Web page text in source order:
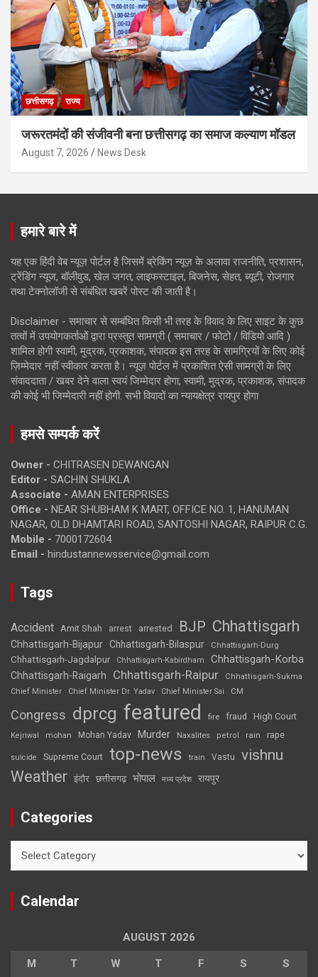
छत्तीसगढ़ राज्य
जरूरतमंदों की संजीवनी बना छत्तीसगढ़ का समाज कल्याण मॉडल
August 7, 2026 News Desk
हमारे बारे में
यह एक हिंदी वेब न्यूज़ पोर्टल है जिसमें ब्रेकिंग न्यूज़ के अलावा राजनीति, प्रशासन,
ट्रेंडिंग न्यूज, बॉलीवुड, खेल जगत, लाइफस्टाइल, बिजनेस, सेहत, ब्यूटी, रोजगार
तथा टेक्नोलॉजी से संबंधित खबरें पोस्ट की जाती है।
Disclaimer - समाचार से सम्बंधित किसी भी तरह के विवाद के लिए साइट के कुछ
तत्वों में उपयोगकर्ताओं द्वारा प्रस्तुत सामग्री ( समाचार / फोटो / विडियो आदि )
शामिल होगी स्वामी, मुद्रक, प्रकाशक, संपादक इस तरह के सामग्रियों के लिए कोई
ज़िम्मेदार नहीं स्वीकार करता है। न्यूज़ पोर्टल में प्रकाशित ऐसी सामग्री के लिए
संवाददाता / खबर देने वाला स्वयं जिम्मेदार होगा, स्वामी, मुद्रक, प्रकाशक, संपादक
की कोई भी जिम्मेदारी नहीं होगी. सभी विवादों का न्यायक्षेत्र रायपुर होगा
हमसे सम्पर्क करें
Owner - CHITRASEN DEWANGAN
Editor - SACHIN SHUKLA
Associate - AMAN ENTERPRISES
Office - NEAR SHUBHAM K MART, OFFICE NO. 1, HANUMAN
NAGAR, OLD DHAMTARI ROAD, SANTOSHI NAGAR, RAIPUR C.G.
Mobile - 7000172604
Email - hindustannewsservice@gmail.com
Tags
Accident Amit Shah arrest arrested BJP Chhattisgarh
Chhattisgarh-Bijapur Chhattisgarh-Bilaspur Chhattisgarh-Durg
Chhattisgarh-Jagdalpur Chhattisgarh-Kabirdham Chhattisgarh-Korba
Chhattisgarh-Raigarh Chhattisgarh-Raipur
Chhattisgarh-Sukma
Chief Minister
Chief Minister Dr. Yadav Chief Minister Sai CM
Congress dprcg featured fire fraud High Court
Kejriwal mohan Mohan Yadav Murder Naxalites petrol rain rape
suicide Supreme Court top-news train Vastu vishnu
Weather इंदौर छत्तीसगढ़ भोपाल मध्य प्रदेश रायपुर
Categories
Calendar
AUGUST 2026
M T W T F S S